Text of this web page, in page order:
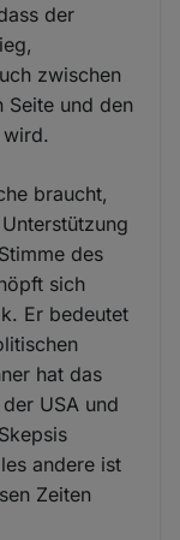
der
zwischen
Seite und den
braucht,
des
sich
Er bedeutet
hat das
USA und
andere ist
Zeiten